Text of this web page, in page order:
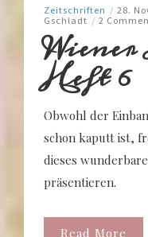
Zeitschriften / 28.
Gschladt / 2
Wiener
Heft 6
Obwohl der
schon kaputt ist,
dieses
präsentieren.
Read More